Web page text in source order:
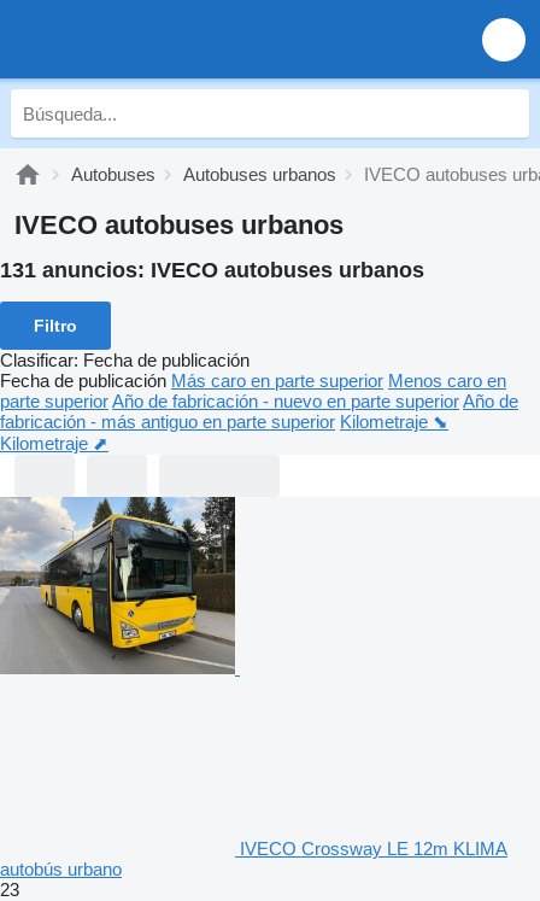
Autobuses Autobuses urbanos IVECO autobuses
IVECO autobuses urbanos
131 anuncios: IVECO autobuses urbanos
Filtro
Clasificar: Fecha de publicación
Fecha de publicación Más caro en parte superior Menos caro en
parte superiorAño de fabricación - nuevo en parte superiorAño de
fabricación - más antiguo en parte superior Kilometraje ⬊
Kilometraje ⬈
IVECO Crossway LE 12m KLIMA
autobús urbano
23